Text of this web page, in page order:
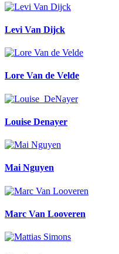
Levi Van Dijck
Lore Van de Velde
Louise Denayer
Mai Nguyen
Marc Van Looveren